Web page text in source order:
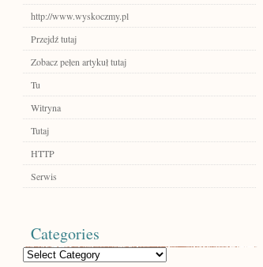
http://www.wyskoczmy.pl
Przejdź tutaj
Zobacz pełen artykuł tutaj
Tu
Witryna
Tutaj
HTTP
Serwis
Categories
Categories